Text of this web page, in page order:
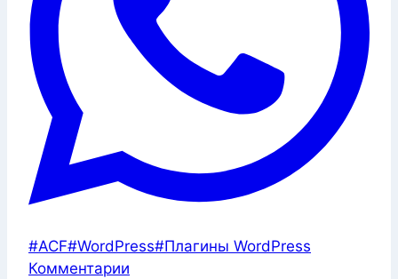
Метки
записи:
#ACF#WordPress#Плагины WordPress
Комментарии